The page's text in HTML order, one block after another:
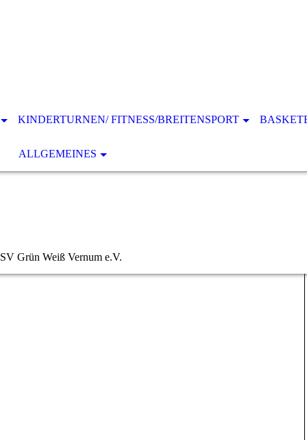
KINDERTURNEN/ FITNESS/BREITENSPORT
ALLGEMEINES
SV Grün Weiß Vernum e.V.